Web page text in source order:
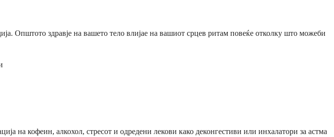
Општото здравје на вашето тело влијае на вашиот срцев ритам повеќе отколку што можеби
на кофеин, алкохол, стресот и одредени лекови како деконгестиви или инхалатори за астма